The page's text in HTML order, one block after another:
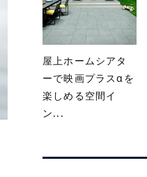
屋上ホームシアタ
ーで映画プラスαを
楽しめる空間イ
ン...